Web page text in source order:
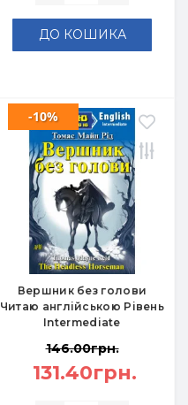
ДО КОШИКА
Вершник без голови
Читаю англійською Рівень
Intermediate
-10%
146.00грн.
131.40грн.